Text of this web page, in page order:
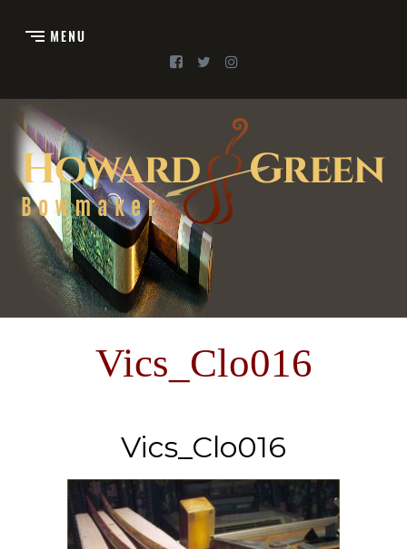
Vics_Clo016
Vics_Clo016